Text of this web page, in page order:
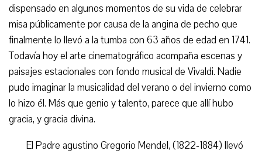
dispensado en algunos momentos de su vida de celebrar
misa públicamente por causa de la angina de pecho que
finalmente lo llevó a la tumba con 63 años de edad en 1741.
Todavía hoy el arte cinematográfico acompaña escenas y
paisajes estacionales con fondo musical de Vivaldi. Nadie
pudo imaginar la musicalidad del verano o del invierno como
lo hizo él. Más que genio y talento, parece que allí hubo
gracia, y gracia divina.
El Padre agustino Gregorio Mendel, (1822-1884) llevó